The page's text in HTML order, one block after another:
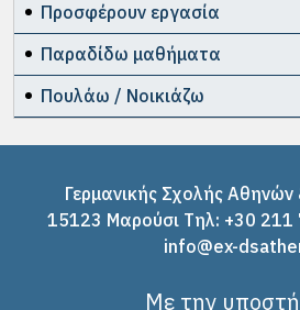
Προσφέρουν εργασία
Παραδίδω μαθήματα
Πουλάω / Νοικιάζω
Γερμανικής Σχολής Αθηνών
15123 Μαρούσι Tηλ: +30
info@ex-
Με την